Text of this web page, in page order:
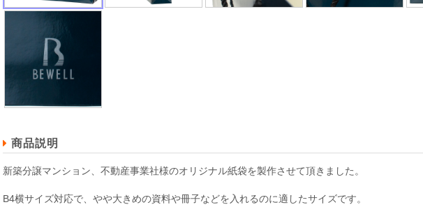
商品説明
新築分譲マンション、不動産事業社様のオリジナル紙袋を製作させて頂きました。
B4横サイズ対応で、やや大きめの資料や冊子などを入れるのに適したサイズです。